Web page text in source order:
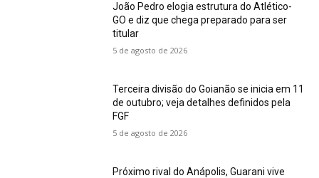
João Pedro elogia estrutura do Atlético-
GO e diz que chega preparado para ser
titular
5 de agosto de 2026
Terceira divisão do Goianão se inicia em 11
de outubro; veja detalhes definidos pela
FGF
5 de agosto de 2026
Próximo rival do Anápolis, Guarani vive